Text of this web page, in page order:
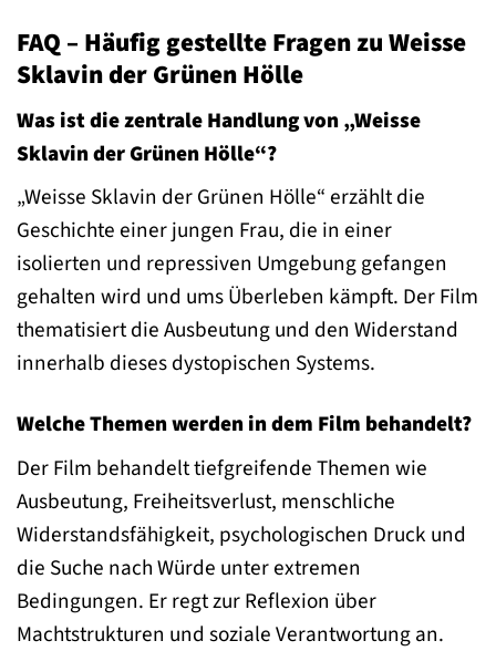
FAQ – Häufig gestellte Fragen zu Weisse
Sklavin der Grünen Hölle
Was ist die zentrale Handlung von „Weisse
Sklavin der Grünen Hölle“?
„Weisse Sklavin der Grünen Hölle“ erzählt die
Geschichte einer jungen Frau, die in einer
isolierten und repressiven Umgebung gefangen
gehalten wird und ums Überleben kämpft. Der Film
thematisiert die Ausbeutung und den Widerstand
innerhalb dieses dystopischen Systems.
Welche Themen werden in dem Film behandelt?
Der Film behandelt tiefgreifende Themen wie
Ausbeutung, Freiheitsverlust, menschliche
Widerstandsfähigkeit, psychologischen Druck und
die Suche nach Würde unter extremen
Bedingungen. Er regt zur Reflexion über
Machtstrukturen und soziale Verantwortung an.